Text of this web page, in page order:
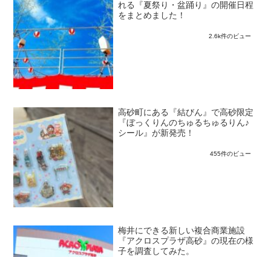
れる『夏祭り・盆踊り』の開催日程
をまとめました！
2.6k件のビュー
高砂町にある『結びん』で高砂限定
『ぼっくりんのちゅるちゅるりん♪
シール』が新発売！
455件のビュー
梅井にできる新しい複合商業施設
『アクロスプラザ高砂』の現在の様
子を調査してみた。